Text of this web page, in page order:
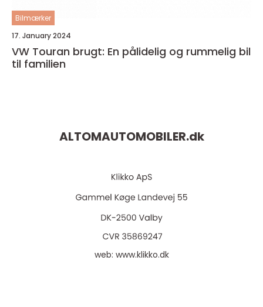
Bilmærker
17. January 2024
VW Touran brugt: En pålidelig og rummelig bil
til familien
ALTOMAUTOMOBILER.dk
web: www.klikko.dk